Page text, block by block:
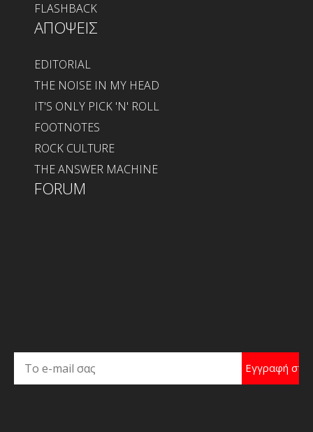
FLASHBACK
ΑΠΟΨΕΙΣ
EDITORIAL
THE NOISE IN MY HEAD
IT'S ONLY PICK 'N' ROLL
FOOTNOTES
ROCK CULTURE
THE ANSWER MACHINE
FORUM